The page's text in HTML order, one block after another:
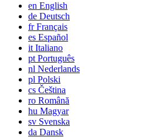
en English
de Deutsch
frFrançais
es Español
it Italiano
pt Português
nl Nederlands
pl Polski
cs Čeština
ro Română
hu Magyar
sv Svenska
da Dansk